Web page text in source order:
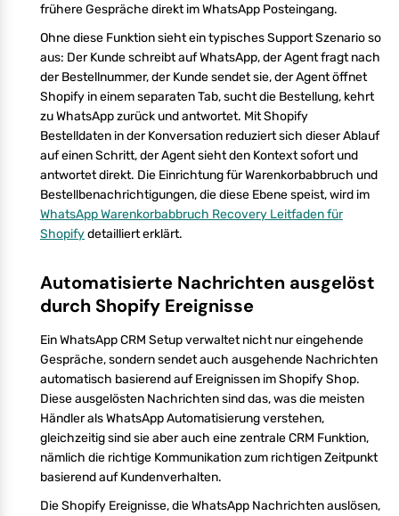
frühere Gespräche direkt im WhatsApp Posteingang.
Ohne diese Funktion sieht ein typisches Support Szenario so
aus: Der Kunde schreibt auf WhatsApp, der Agent fragt nach
der Bestellnummer, der Kunde sendet sie, der Agent öffnet
Shopify in einem separaten Tab, sucht die Bestellung, kehrt
zu WhatsApp zurück und antwortet. Mit Shopify
Bestelldaten in der Konversation reduziert sich dieser Ablauf
auf einen Schritt, der Agent sieht den Kontext sofort und
antwortet direkt. Die Einrichtung für Warenkorbabbruch und
Bestellbenachrichtigungen, die diese Ebene speist, wird im
WhatsApp Warenkorbabbruch Recovery Leitfaden für
Shopifydetailliert erklärt.
Automatisierte Nachrichten ausgelöst
durch Shopify Ereignisse
Ein WhatsApp CRM Setup verwaltet nicht nur eingehende
Gespräche, sondern sendet auch ausgehende Nachrichten
automatisch basierend auf Ereignissen im Shopify Shop.
Diese ausgelösten Nachrichten sind das, was die meisten
Händler als WhatsApp Automatisierung verstehen,
gleichzeitig sind sie aber auch eine zentrale CRM Funktion,
nämlich die richtige Kommunikation zum richtigen Zeitpunkt
basierend auf Kundenverhalten.
Die Shopify Ereignisse, die WhatsApp Nachrichten auslösen,